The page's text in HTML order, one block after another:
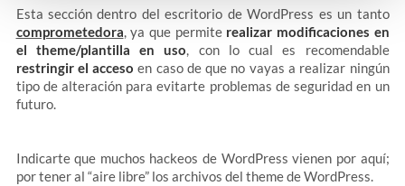
Esta sección dentro del escritorio de WordPress es un tanto
comprometedora, ya que permite realizar modificaciones en
el theme/plantilla en uso, con lo cual es recomendable
restringir el acceso en caso de que no vayas a realizar ningún
tipo de alteración para evitarte problemas de seguridad en un
futuro.
Indicarte que muchos hackeos de WordPress vienen por aquí;
por tener al “aire libre” los archivos del theme de WordPress.